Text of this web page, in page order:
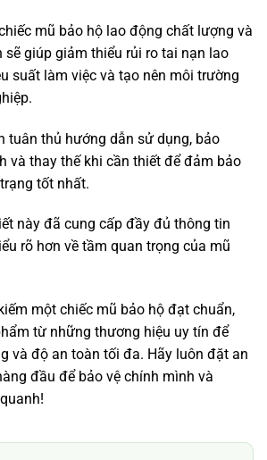
mũ bảo hộ lao động chất lượng và
giúp giảm thiểu rủi ro tai nạn lao
suất làm việc và tạo nên môi trường
tuân thủ hướng dẫn sử dụng, bảo
và thay thế khi cần thiết để đảm bảo
tốt nhất.
này đã cung cấp đầy đủ thông tin
rõ hơn về tầm quan trọng của mũ
một chiếc mũ bảo hộ đạt chuẩn,
từ những thương hiệu uy tín để
và độ an toàn tối đa. Hãy luôn đặt an
đầu để bảo vệ chính mình và